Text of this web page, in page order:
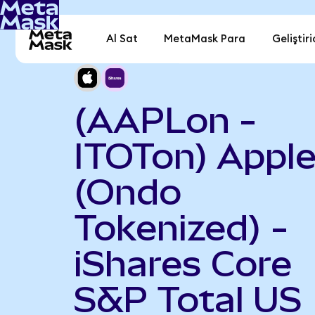
Al Sat MetaMask Para
(AAPLon -
ITOTon)
(Ondo
Tokenized) -
iShares Core
S&P Total US